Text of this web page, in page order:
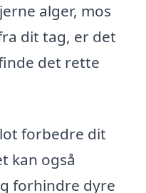
alger, mos
dit tag, er det
det rette
forbedre dit
kan også
forhindre dyre